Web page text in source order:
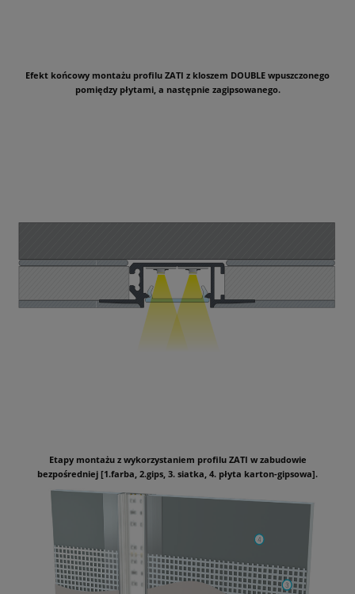
Efekt końcowy montażu profilu ZATI z kloszem DOUBLE wpuszczonego
pomiędzy płytami, a następnie zagipsowanego.
Etapy montażu z wykorzystaniem profilu ZATI w zabudowie
bezpośredniej [1.farba, 2.gips, 3. siatka, 4. płyta karton-gipsowa].